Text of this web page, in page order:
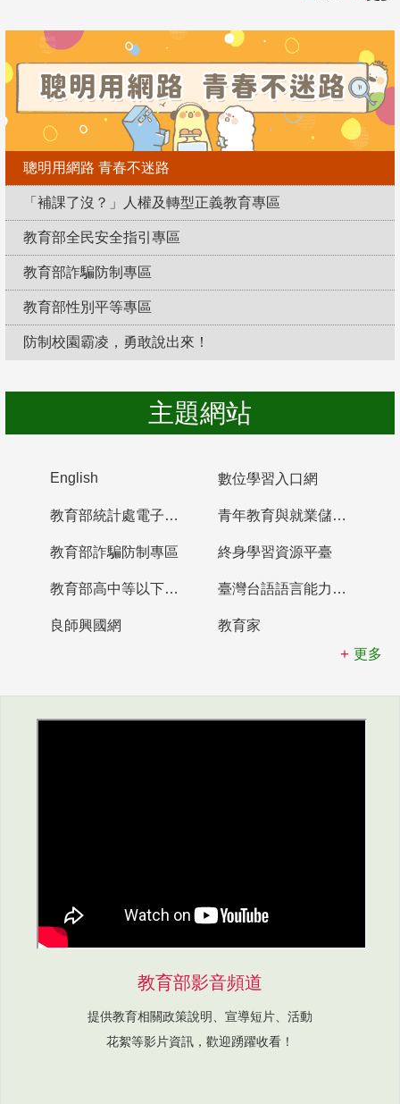
聰明用網路 青春不迷路
「補課了沒？」人權及轉型正義教育專區
教育部全民安全指引專區
教育部詐騙防制專區
教育部性別平等專區
防制校園霸凌，勇敢說出來！
主題網站
English 數位學習入口網
教育部統計處電子書櫃 青年教育與就業儲蓄帳戶
教育部詐騙防制專區 終身學習資源平臺
教育部高中等以下學校及幼兒園教師資格檢定考試 臺灣台語語言能力認證網站
良師興國網
教育家
更多
教育部影音頻道
提供教育相關政策說明、宣導短片、活動
花絮等影片資訊，歡迎踴躍收看！